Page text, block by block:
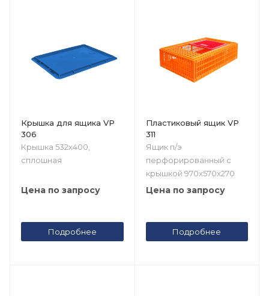
Крышка для ящика VP
306
Крышка 532х400,
сплошная
Цена по запросу
Подробнее
Пластиковый ящик VP
311
Ящик п/э
перфорированный с
крышкой 970х570х270
Цена по запросу
Подробнее